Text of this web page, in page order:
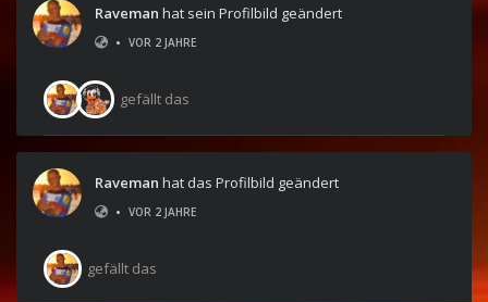
Raveman hat sein Profilbild geändert
• VOR 2 JAHRE
gefällt das
Raveman hat das Profilbild geändert
• VOR 2 JAHRE
gefällt das